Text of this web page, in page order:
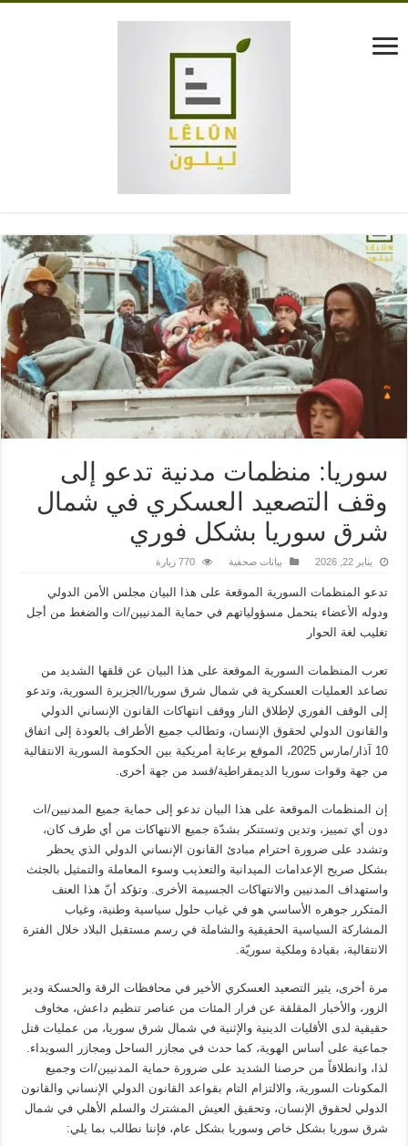
سوريا: منظمات مدنية تدعو إلى
وقف التصعيد العسكري في شمال
شرق سوريا بشكل فوري
يناير 22, 2026 بيانات صحفية 770 زيارة
تدعو المنظمات السورية الموقعة على هذا البيان مجلس الأمن الدولي
ودوله الأعضاء بتحمل مسؤولياتهم في حماية المدنيين/ات والضغط من أجل
تغليب لغة الحوار
تعرب المنظمات السورية الموقعة على هذا البيان عن قلقها الشديد من
تصاعد العمليات العسكرية في شمال شرق سوريا/الجزيرة السورية، وتدعو
إلى الوقف الفوري لإطلاق النار ووقف انتهاكات القانون الإنساني الدولي
والقانون الدولي لحقوق الإنسان، وتطالب جميع الأطراف بالعودة إلى اتفاق
10 آذار/مارس 2025، الموقع برعاية أمريكية بين الحكومة السورية الانتقالية
من جهة وقوات سوريا الديمقراطية/قسد من جهة أخرى.
إن المنظمات الموقعة على هذا البيان تدعو إلى حماية جميع المدنيين/ات
دون أي تمييز، وتدين وتستنكر بشدّة جميع الانتهاكات من أي طرف كان،
وتشدد على ضرورة احترام مبادئ القانون الإنساني الدولي الذي يحظر
بشكل صريح الإعدامات الميدانية والتعذيب وسوء المعاملة والتمثيل بالجثث
واستهداف المدنيين والانتهاكات الجسيمة الأخرى. وتؤكد أنّ هذا العنف
المتكرر جوهره الأساسي هو في غياب حلول سياسية وطنية، وغياب
المشاركة السياسية الحقيقية والشاملة في رسم مستقبل البلاد خلال الفترة
الانتقالية، بقيادة وملكية سوريّة.
مرة أخرى، يثير التصعيد العسكري الأخير في محافظات الرقة والحسكة ودير
الزور، والأخبار المقلقة عن فرار المئات من عناصر تنظيم داعش، مخاوف
حقيقية لدى الأقليات الدينية والإثنية في شمال شرق سوريا، من عمليات قتل
جماعية على أساس الهوية، كما حدث في مجازر الساحل ومجازر السويداء.
لذا، وانطلاقاً من حرصنا الشديد على ضرورة حماية المدنيين/ات وجميع
المكونات السورية، والالتزام التام بقواعد القانون الدولي الإنساني والقانون
الدولي لحقوق الإنسان، وتحقيق العيش المشترك والسلم الأهلي في شمال
شرق سوريا بشكل خاص وسوريا بشكل عام، فإننا نطالب بما يلي: